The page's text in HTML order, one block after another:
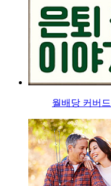
월배당 커버